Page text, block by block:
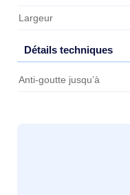
Largeur
Détails techniques
Détails techniques
Anti-goutte jusqu’à